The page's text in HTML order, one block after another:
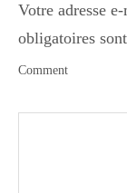
Votre adresse
obligatoires
Comment